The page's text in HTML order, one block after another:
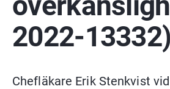
2022-13332)
Chefläkare Erik Stenkvist vid